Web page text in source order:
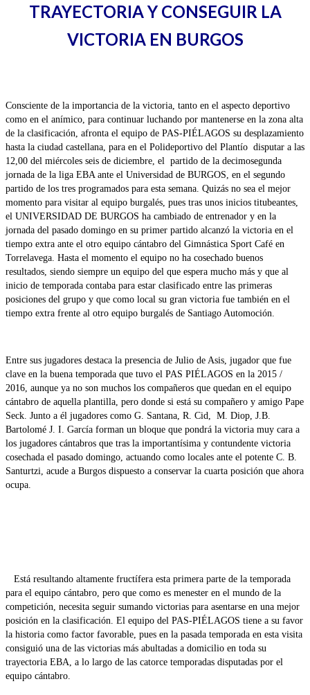
TRAYECTORIA Y CONSEGUIR LA
VICTORIA EN BURGOS
Consciente de la importancia de la victoria, tanto en el aspecto deportivo
como en el anímico, para continuar luchando por mantenerse en la zona alta
de la clasificación, afronta el equipo de PAS-PIÉLAGOS su desplazamiento
hasta la ciudad castellana, para en el Polideportivo del Plantío disputar a las
12,00 del miércoles seis de diciembre, el partido de la decimosegunda
jornada de la liga EBA ante el Universidad de BURGOS, en el segundo
partido de los tres programados para esta semana. Quizás no sea el mejor
momento para visitar al equipo burgalés, pues tras unos inicios titubeantes,
el UNIVERSIDAD DE BURGOS ha cambiado de entrenador y en la
jornada del pasado domingo en su primer partido alcanzó la victoria en el
tiempo extra ante el otro equipo cántabro del Gimnástica Sport Café en
Torrelavega. Hasta el momento el equipo no ha cosechado buenos
resultados, siendo siempre un equipo del que espera mucho más y que al
inicio de temporada contaba para estar clasificado entre las primeras
posiciones del grupo y que como local su gran victoria fue también en el
tiempo extra frente al otro equipo burgalés de Santiago Automoción.
Entre sus jugadores destaca la presencia de Julio de Asis, jugador que fue
clave en la buena temporada que tuvo el PAS PIÉLAGOS en la 2015 /
2016, aunque ya no son muchos los compañeros que quedan en el equipo
cántabro de aquella plantilla, pero donde si está su compañero y amigo Pape
Seck. Junto a él jugadores como G. Santana, R. Cid, M. Diop, J.B.
Bartolomé J. I. García forman un bloque que pondrá la victoria muy cara a
los jugadores cántabros que tras la importantísima y contundente victoria
cosechada el pasado domingo, actuando como locales ante el potente C. B.
Santurtzi, acude a Burgos dispuesto a conservar la cuarta posición que ahora
ocupa.
Está resultando altamente fructífera esta primera parte de la temporada
para el equipo cántabro, pero que como es menester en el mundo de la
competición, necesita seguir sumando victorias para asentarse en una mejor
posición en la clasificación. El equipo del PAS-PIÉLAGOS tiene a su favor
la historia como factor favorable, pues en la pasada temporada en esta visita
consiguió una de las victorias más abultadas a domicilio en toda su
trayectoria EBA, a lo largo de las catorce temporadas disputadas por el
equipo cántabro.